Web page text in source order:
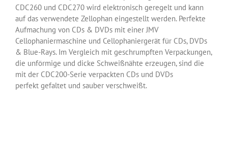
CDC260 und CDC270 wird elektronisch geregelt und kann
auf das verwendete Zellophan eingestellt werden. Perfekte
Aufmachung von CDs & DVDs mit einer JMV
Cellophaniermaschine und Cellophaniergerät für CDs, DVDs
& Blue-Rays. Im Vergleich mit geschrumpften Verpackungen,
die unförmige und dicke Schweißnähte erzeugen, sind die
mit der CDC200-Serie verpackten CDs und DVDs
perfekt gefaltet und sauber verschweißt.